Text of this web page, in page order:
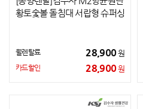
황토숯볼 돌침대 서랍형 슈퍼싱
월렌탈료 28,900원
카드할인 28,900원